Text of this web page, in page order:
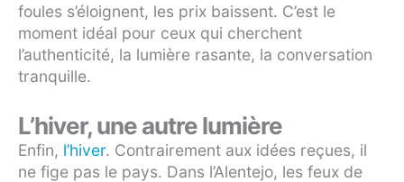
foules s’éloignent, les prix baissent. C’est le
moment idéal pour ceux qui cherchent
l’authenticité, la lumière rasante, la conversation
tranquille.
L’hiver, une autre lumière
Enfin, l’hiver. Contrairement aux idées reçues, il
ne fige pas le pays. Dans l’Alentejo, les feux de